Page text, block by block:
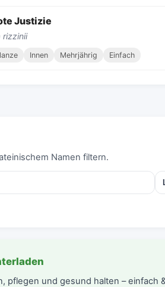
Justizie
rizzinii
Innen Mehrjährig Einfach
Namen filtern.
pflegen und gesund halten – einfach